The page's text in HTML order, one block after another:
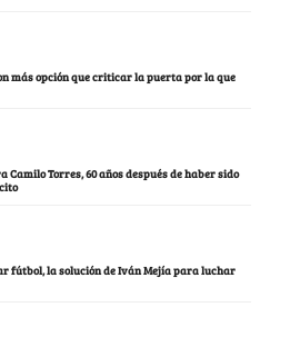
más opción que criticar la puerta por la que
Torres, 60 años después de haber sido
fútbol, la solución de Iván Mejía para luchar